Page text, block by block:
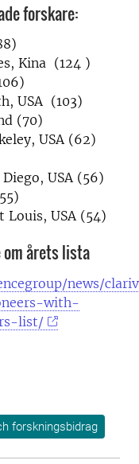
forskare:
Kina (124 )
USA (103)
(70)
USA (62)
USA (56)
Louis, USA (54)
om årets lista
news/
with-
list/
forskningsbidrag